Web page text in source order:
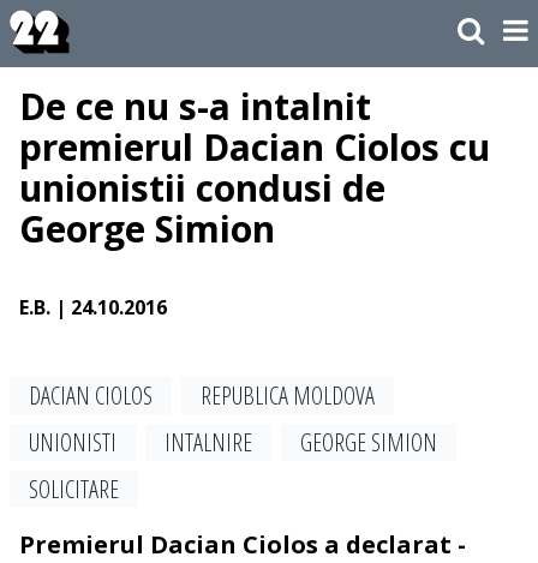
De ce nu s-a intalnit
premierul Dacian Ciolos cu
unionistii condusi de
George Simion
E.B. | 24.10.2016
DACIAN CIOLOS
REPUBLICA MOLDOVA
UNIONISTI
INTALNIRE
GEORGE SIMION
SOLICITARE
Premierul Dacian Ciolos a declarat -